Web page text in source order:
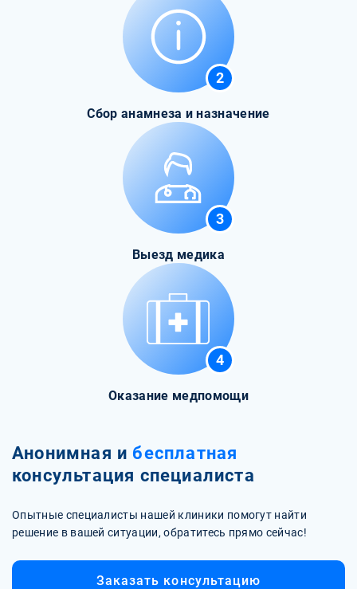
2
Сбор анамнеза и назначение
3
Выезд медика
4
Оказание медпомощи
Анонимная и бесплатная
консультация специалиста
Опытные специалисты нашей клиники помогут найти
решение в вашей ситуации, обратитесь прямо сейчас!
Заказать консультацию